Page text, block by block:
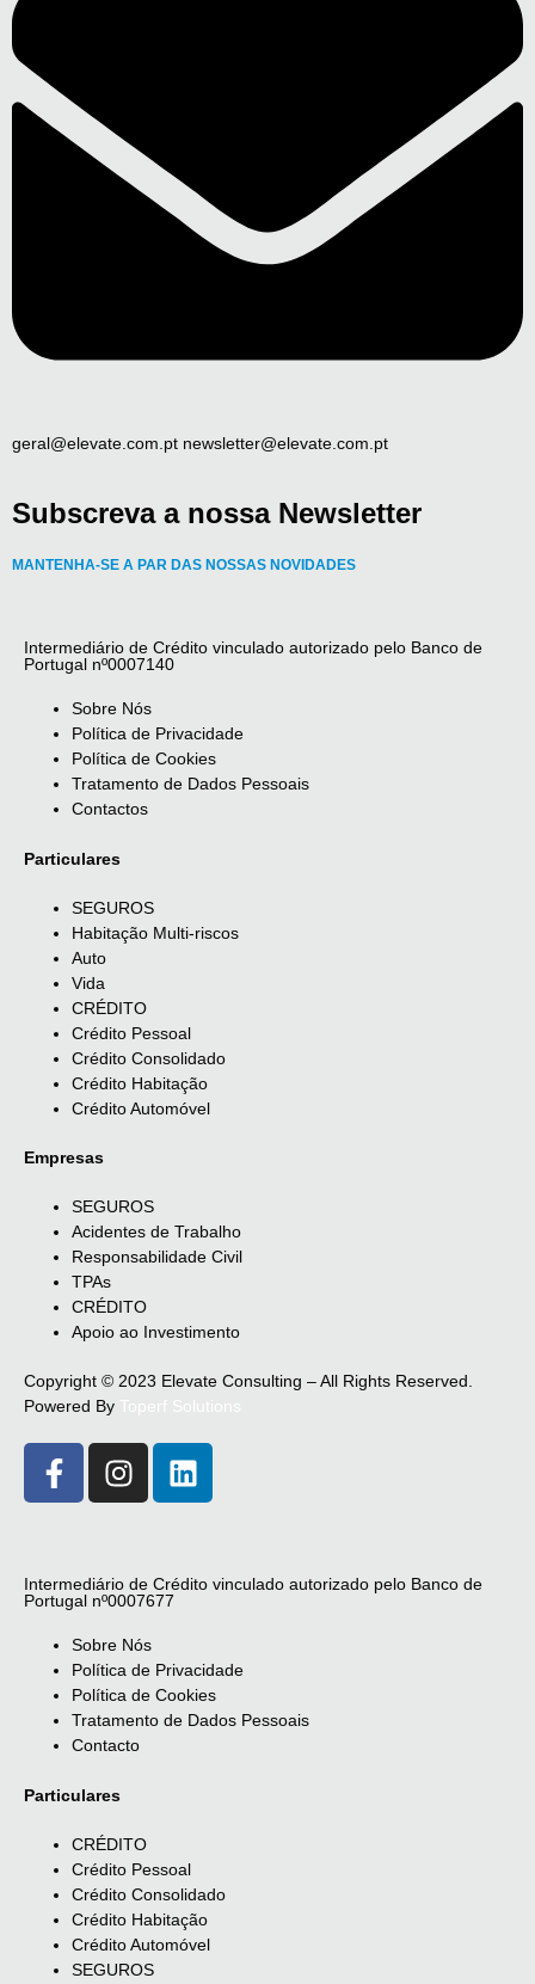
geral@elevate.com.pt newsletter@elevate.com.pt
Subscreva a nossa Newsletter
MANTENHA-SE A PAR DAS NOSSAS NOVIDADES
Intermediário de Crédito vinculado autorizado pelo Banco de
Portugal nº0007140
Sobre Nós
Política de Privacidade
Política de Cookies
Tratamento de Dados Pessoais
Contactos
Particulares
SEGUROS
Habitação Multi-riscos
Auto
Vida
CRÉDITO
Crédito Pessoal
Crédito Consolidado
Crédito Habitação
Crédito Automóvel
Empresas
SEGUROS
Acidentes de Trabalho
Responsabilidade Civil
TPAs
CRÉDITO
Apoio ao Investimento
Copyright © 2023 Elevate Consulting – All Rights Reserved.
Powered By
Intermediário de Crédito vinculado autorizado pelo Banco de
Portugal nº0007677
Sobre Nós
Política de Privacidade
Política de Cookies
Tratamento de Dados Pessoais
Contacto
Particulares
CRÉDITO
Crédito Pessoal
Crédito Consolidado
Crédito Habitação
Crédito Automóvel
SEGUROS